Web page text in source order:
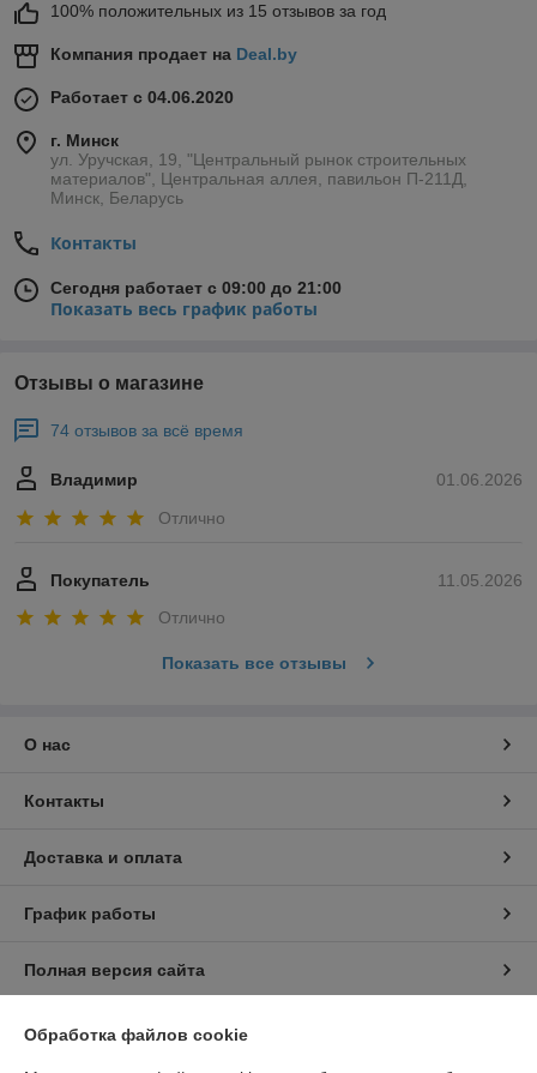
100% положительных из 15 отзывов за год
Компания продает на Deal.by
Работает с 04.06.2020
г. Минск
ул. Уручская, 19, "Центральный рынок строительных
материалов", Центральная аллея, павильон П-211Д,
Минск, Беларусь
Контакты
Сегодня работает с 09:00 до 21:00
Показать весь график работы
Отзывы о магазине
74 отзывов за всё время
01.06.2026
Владимир
Отлично
11.05.2026
Покупатель
Отлично
Показать все отзывы
О нас
Контакты
Доставка и оплата
График работы
Полная версия сайта
Политика обработки cookies
Обработка файлов cookie